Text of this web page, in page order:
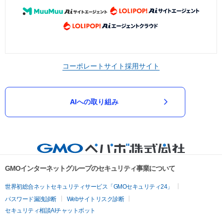
コーポレートサイト採用サイト
AIへの取り組み
GMOインターネットグループのセキュリティ事業について
世界初総合ネットセキュリティサービス「GMOセキュリティ24」
パスワード漏洩診断
Webサイトリスク診断
セキュリティ相談AIチャットボット